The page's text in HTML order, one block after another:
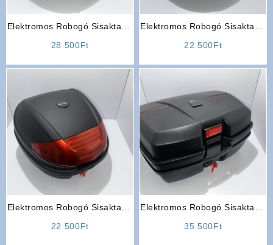
Elektromos Robogó Sisaktartó
28 500Ft
Elektromos Robogó Sisaktartó
22 500Ft
Elektromos Robogó Sisaktartó
22 500Ft
Elektromos Robogó Sisaktartó
35 500Ft